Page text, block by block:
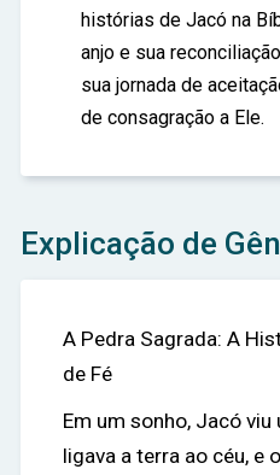
histórias de Jacó na
anjo e sua
sua jornada de
de consagração a Ele.
Explicação de
A Pedra Sagrada: A
de Fé
Em um sonho, Jacó viu
ligava a terra ao céu, e